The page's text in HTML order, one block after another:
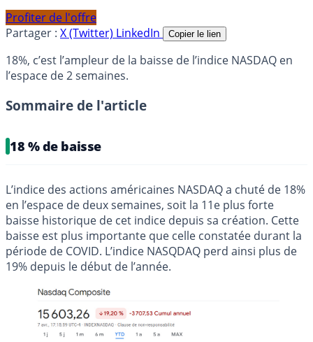
Profiter de l'offre
Partager : X (Twitter) LinkedIn Copier le lien
18%, c’est l’ampleur de la baisse de l’indice NASDAQ en
l’espace de 2 semaines.
Sommaire de l'article
18 % de baisse
L’indice des actions américaines NASDAQ a chuté de 18%
en l’espace de deux semaines, soit la 11e plus forte
baisse historique de cet indice depuis sa création. Cette
baisse est plus importante que celle constatée durant la
période de COVID. L’indice NASQDAQ perd ainsi plus de
19% depuis le début de l’année.